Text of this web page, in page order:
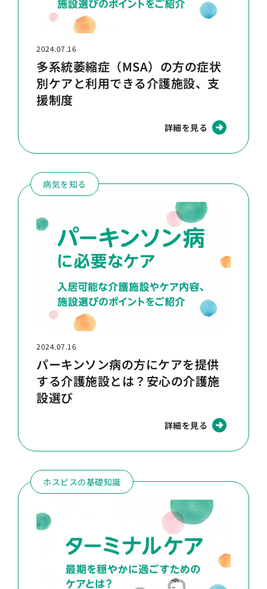
2024.07.16
多系統萎縮症（MSA）の方の症状
別ケアと利用できる介護施設、支
援制度
詳細を見る
病気を知る
2024.07.16
パーキンソン病の方にケアを提供
する介護施設とは？安心の介護施
設選び
詳細を見る
ホスピスの基礎知識